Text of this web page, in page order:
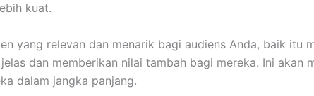
kuat.
yang relevan dan menarik bagi audiens Anda, baik itu
dan memberikan nilai tambah bagi mereka. Ini akan
dalam jangka panjang.